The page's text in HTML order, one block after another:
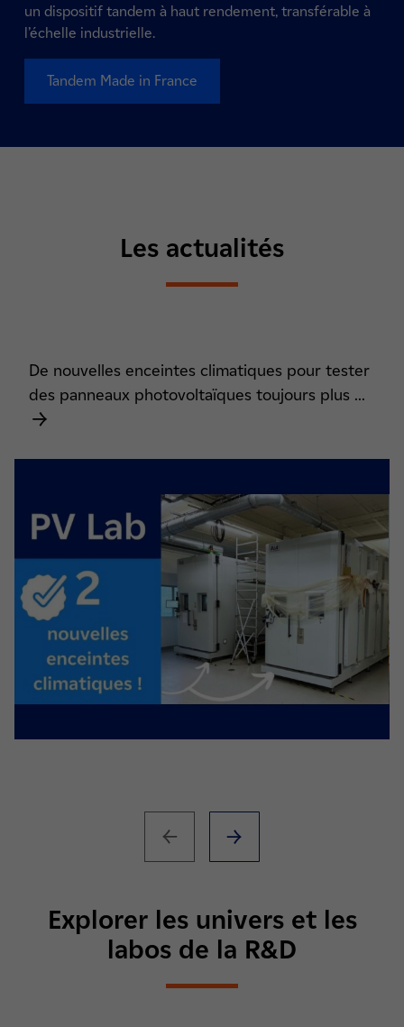
un dispositif tandem à haut rendement, transférable à
l’échelle industrielle.
Tandem Made in France
Les actualités
De nouvelles enceintes climatiques pour tester
des panneaux photovoltaïques toujours plus ...
Explorer les univers et les
labos de la R&D